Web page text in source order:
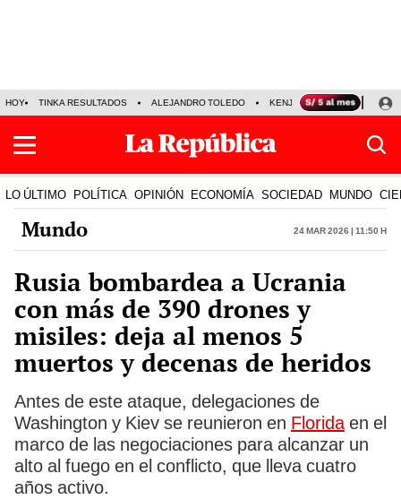
HOY TINKA RESULTADOS ALEJANDRO TOLEDO KENJI FUJIMORI
LO ÚLTIMO POLÍTICA OPINIÓN ECONOMÍA SOCIEDAD MUNDO
Mundo 24 Mar 2026 | 11:50 h
Rusia bombardea a Ucrania
con más de 390 drones y
misiles: deja al menos 5
muertos y decenas de heridos
Antes de este ataque, delegaciones de
Washington y Kiev se reunieron en Floridaen el
marco de las negociaciones para alcanzar un
alto al fuego en el conflicto, que lleva cuatro
años activo.